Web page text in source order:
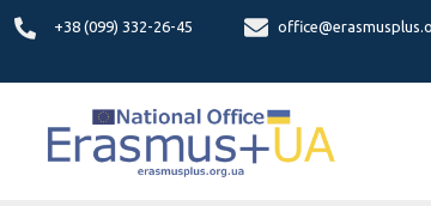
+38 (099) 332-26-45